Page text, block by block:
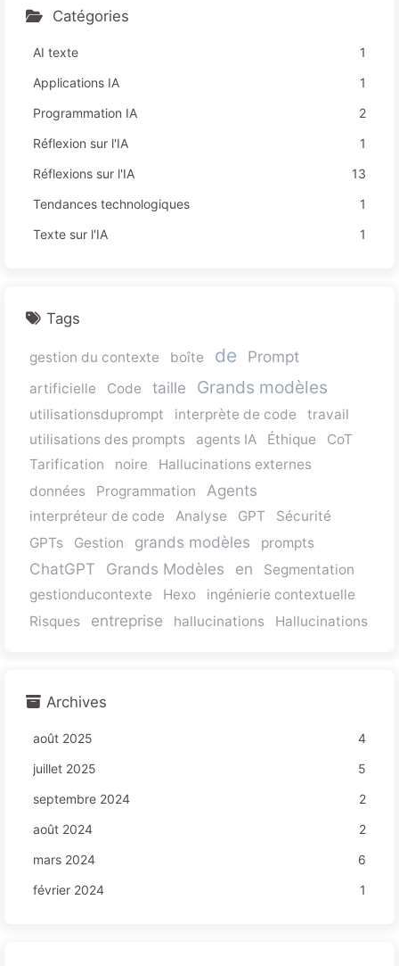
Catégories
AI texte
1
Applications IA
1
Programmation IA
2
Réflexion sur l'IA
1
Réflexions sur l'IA
13
Tendances technologiques
1
Texte sur l'IA
1
Tags
gestion du contexte boîte de Prompt
artificielle Code taille Grands modèles
utilisationsduprompt interprète de code
travail
utilisations des prompts
agents IA Éthique
CoT
Tarification
noire
Hallucinations externes
données
Programmation Agents
interpréteur de code Analyse GPT
Sécurité
GPTs
Gestion grands modèles prompts
ChatGPT Grands Modèles en
Segmentation
gestionducontexte
Hexo
ingénierie contextuelle
Risques
entreprise hallucinations Hallucinations
Archives
août 2025
4
juillet 2025
5
septembre 2024
2
août 2024
2
mars 2024
6
février 2024
1